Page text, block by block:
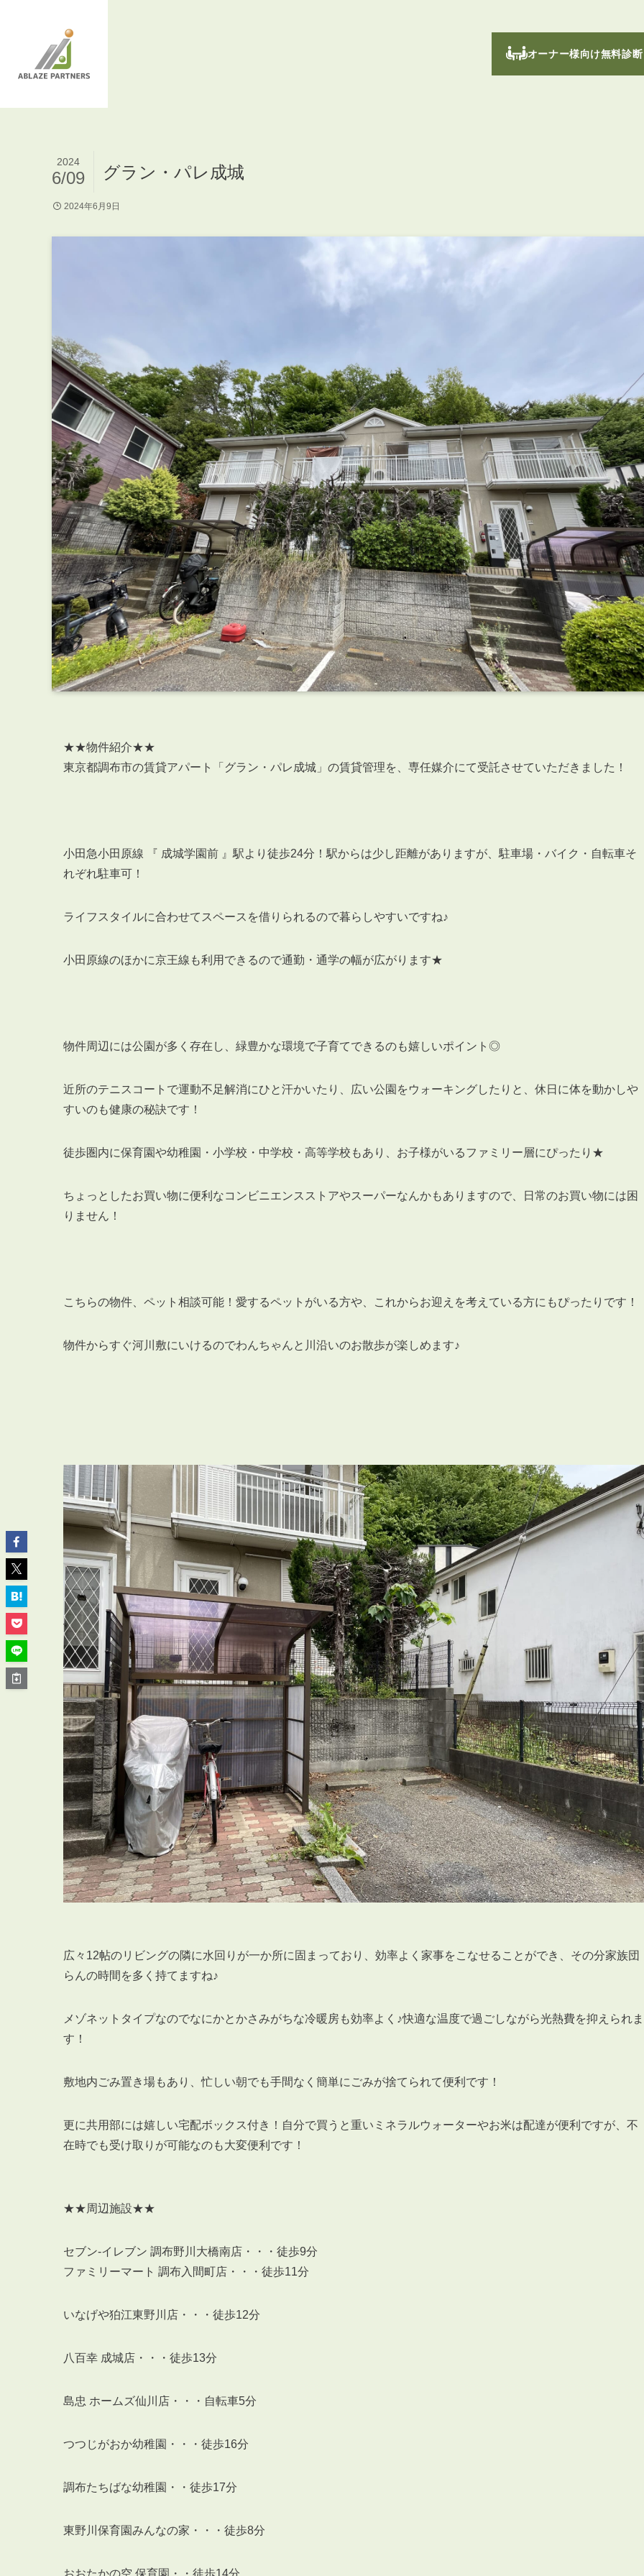
オーナー様向け無料診断
スタッフ紹介
グループ会社紹介
採用情報
物件プロモーション＆バリューアップリフォーム
SERVICE 管理オーナー様限定サービス
管理オーナー様ご紹介制度
投資不動産を売却したい方
賃貸管理を依頼したい方
マンションの自主管理について
アパートの大規模修繕について
アパートの監視カメラ設置について
BROKER仲介業者様へ
会員登録
賃貸仲介会社様向け物件検索ログイン
仲介業者向け・申込方法
申し込みから契約の流れ
お問い合わせ
03-6262-9556
※音声ガイダンス④を押してください。
【受付時間】10:00~19:00（定休日：水曜日）
無
管
グラン・パレ成城
2024
6/09
2024年6月9日
★★物件紹介★★
東京都調布市の賃貸アパート「 グラン・パレ成城 」の賃貸管理を、専任媒介にて受託させていただきました！
小田急小田原線 『 成城学園前 』駅より徒歩24分！駅からは少し距離がありますが、駐車場・バイク・自転車そ
れぞれ駐車可！
ライフスタイルに合わせてスペースを借りられるので暮らしやすいですね♪
小田原線のほかに京王線も利用できるので通勤・通学の幅が広がります★
物件周辺には公園が多く存在し、緑豊かな環境で子育てできるのも嬉しいポイント◎
近所のテニスコートで運動不足解消にひと汗かいたり、広い公園をウォーキングしたりと、休日に体を動かしや
すいのも健康の秘訣です！
徒歩圏内に保育園や幼稚園・小学校・中学校・高等学校もあり、お子様がいるファミリー層にぴったり★
ちょっとしたお買い物に便利なコンビニエンスストアやスーパーなんかもありますので、日常のお買い物には困
りません！
こちらの物件、ペット相談可能！愛するペットがいる方や、これからお迎えを考えている方にもぴったりです！
物件からすぐ河川敷にいけるのでわんちゃんと川沿いのお散歩が楽しめます♪
広々12帖のリビングの隣に水回りが一か所に固まっており、効率よく家事をこなせることができ、その分家族団
らんの時間を多く持てますね♪
メゾネットタイプなのでなにかとかさみがちな冷暖房も効率よく♪快適な温度で過ごしながら光熱費を抑えられま
す！
敷地内ごみ置き場もあり、忙しい朝でも手間なく簡単にごみが捨てられて便利です！
更に共用部には嬉しい宅配ボックス付き！自分で買うと重いミネラルウォーターやお米は配達が便利ですが、不
在時でも受け取りが可能なのも大変便利です！
★★周辺施設★★
セブン-イレブン 調布野川大橋南店・・・徒歩9分
ファミリーマート 調布入間町店・・・徒歩11分
いなげや狛江東野川店・・・徒歩12分
八百幸 成城店・・・徒歩13分
島忠 ホームズ仙川店・・・自転車5分
つつじがおか幼稚園・・・徒歩16分
調布たちばな幼稚園・・徒歩17分
東野川保育園みんなの家・・・徒歩8分
おおたかの空 保育園・・徒歩14分